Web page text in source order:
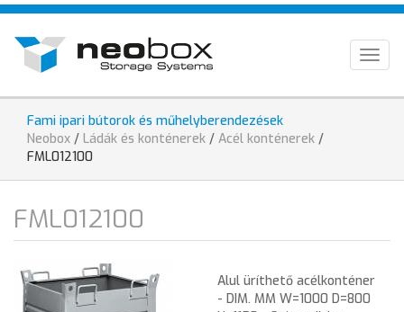
Ugrás
tartalomra
EN
Fami ipari bútorok és műhelyberendezések
Jelenlegi
hely
Neobox / Ládák és konténerek / Acél konténerek /
FML012100
FML012100
Alul üríthető acélkonténer
- DIM. MM W=1000 D=800